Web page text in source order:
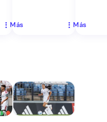
Más Más